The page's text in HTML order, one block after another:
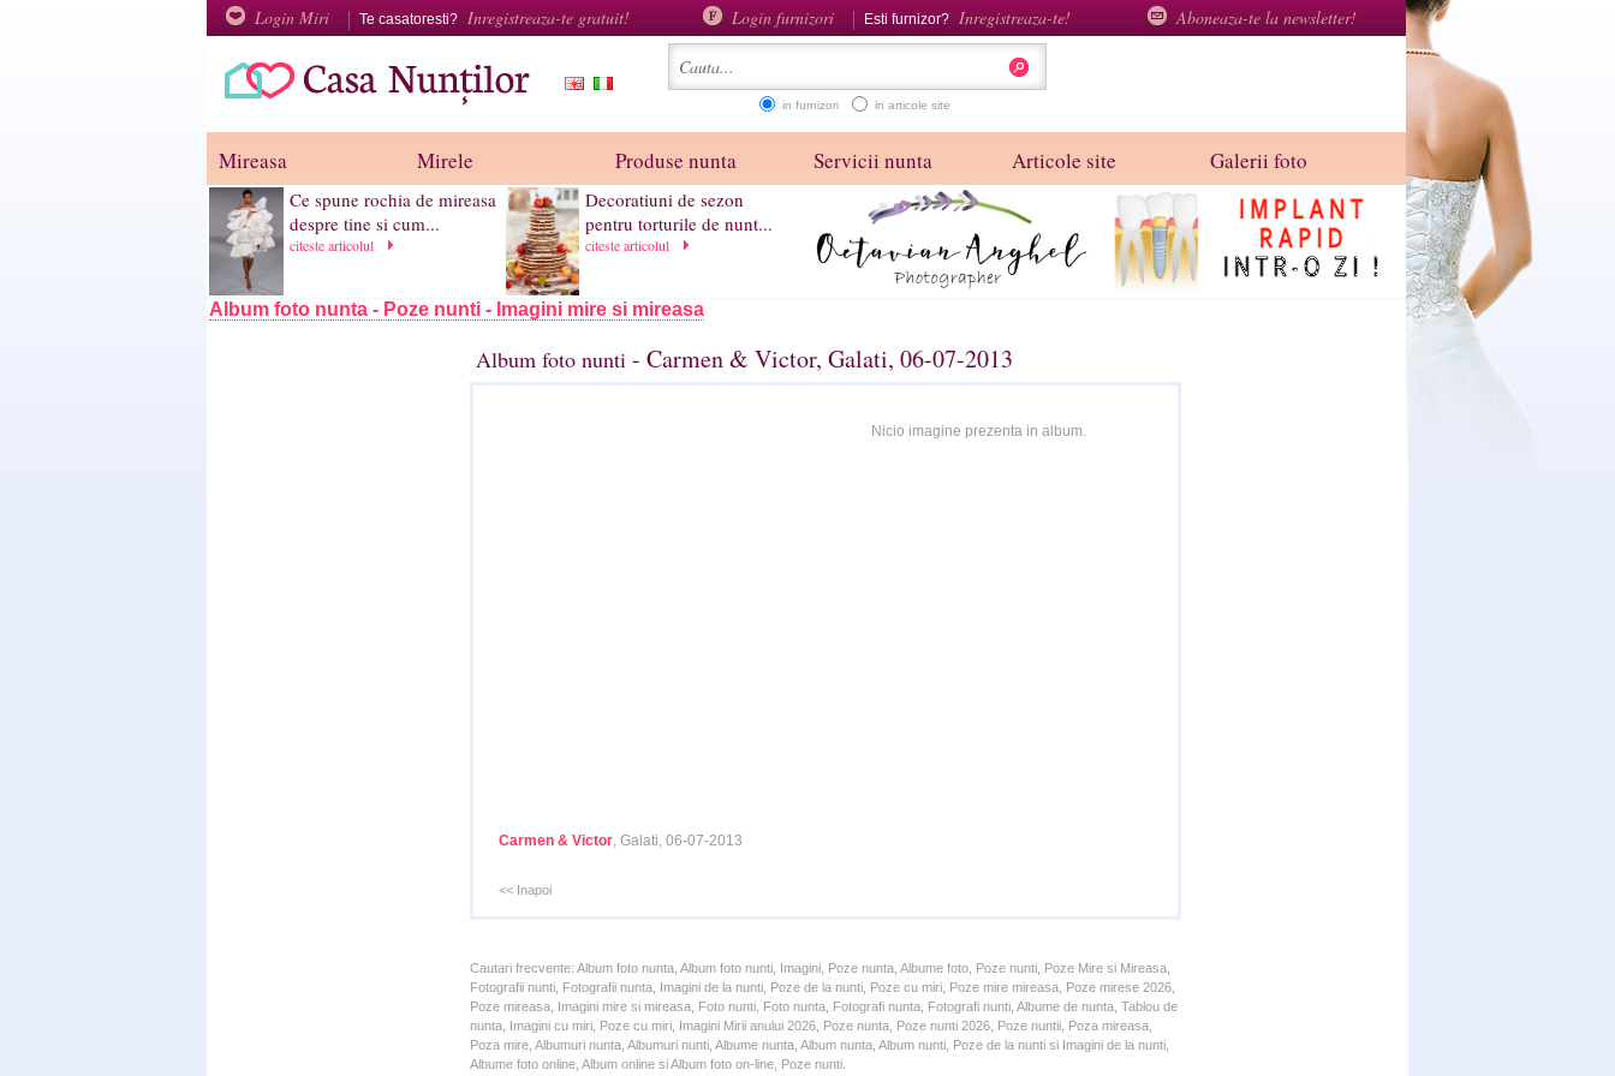
Login Miri Te casatoresti? Inregistreaza-te gratuit! Login furnizori Esti furnizor? Inregistreaza-te! Aboneaza-te la newsletter!
in furnizori in articole site
Mireasa Mirele Produse nunta Servicii nunta Articole site Galerii foto
Ce spune rochia de mireasa
despre tine si cum...
citeste articolul
Decoratiuni de sezon
pentru torturile de nunt...
citeste articolul
Album foto nunta - Poze nunti - Imagini mire si mireasa
Album foto nunti - Carmen & Victor, Galati, 06-07-2013
Nicio imagine prezenta in album.
Carmen & Victor, Galati, 06-07-2013
<< Inapoi
Cautari frecvente: Album foto nunta, Album foto nunti, Imagini, Poze nunta, Albume foto, Poze nunti, Poze Mire si Mireasa,
Fotografii nunti, Fotografii nunta, Imagini de la nunti, Poze de la nunti, Poze cu miri, Poze mire mireasa, Poze mirese 2026,
Poze mireasa, Imagini mire si mireasa, Foto nunti, Foto nunta, Fotografi nunta, Fotografi nunti, Albume de nunta, Tablou de
nunta, Imagini cu miri, Poze cu miri, Imagini Mirii anului 2026, Poze nunta, Poze nunti 2026, Poze nuntii, Poza mireasa,
Poza mire, Albumuri nunta, Albumuri nunti, Albume nunta, Album nunta, Album nunti, Poze de la nunti si Imagini de la nunti,
Albume foto online, Album online si Album foto on-line, Poze nunti.